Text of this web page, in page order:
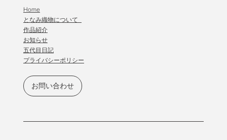
お問い合わせ
Home
となみ織物について
作品紹介
​お知らせ
五代目日記
プライバシーポリシー